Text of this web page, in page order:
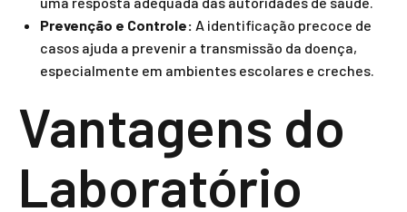
Prevenção e Controle: A identificação precoce de
casos ajuda a prevenir a transmissão da doença,
especialmente em ambientes escolares e creches.
Vantagens do
Laboratório